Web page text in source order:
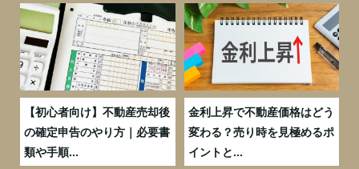
【初心者向け】不動産売却後
の確定申告のやり方｜必要書
類や手順...
金利上昇で不動産価格はどう
変わる？売り時を見極めるポ
イントと...